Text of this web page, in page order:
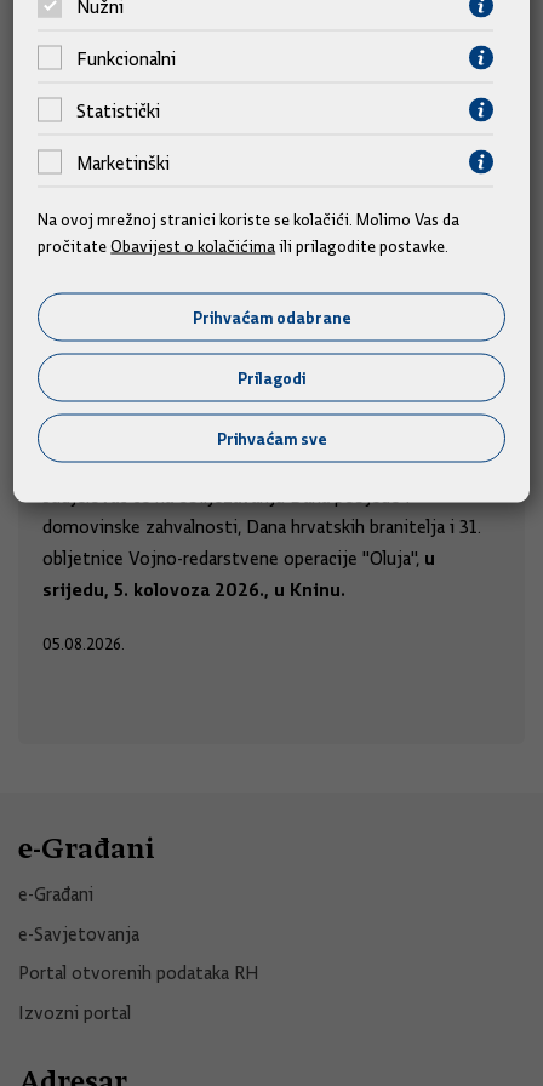
Predsjednik i članovi Vlade na obilježavanju
obljetnice "Oluje"
Predsjednik Vlade Andrej Plenković i članovi Vlade
sudjelovat će na obilježavanju Dana pobjede i
domovinske zahvalnosti, Dana hrvatskih branitelja i 31.
obljetnice Vojno-redarstvene operacije "Oluja", u
srijedu, 5. kolovoza 2026., u Kninu.
05.08.2026.
e-Građani
e-Građani
e-Savjetovanja
Portal otvorenih podataka RH
Izvozni portal
Nužni
Funkcionalni
Statistički
Marketinški
Na ovoj mrežnoj stranici koriste se kolačići. Molimo Vas da
pročitateObavijest o kolačićimaili prilagodite postavke.
Prihvaćam odabrane
Prilagodi
Prihvaćam sve